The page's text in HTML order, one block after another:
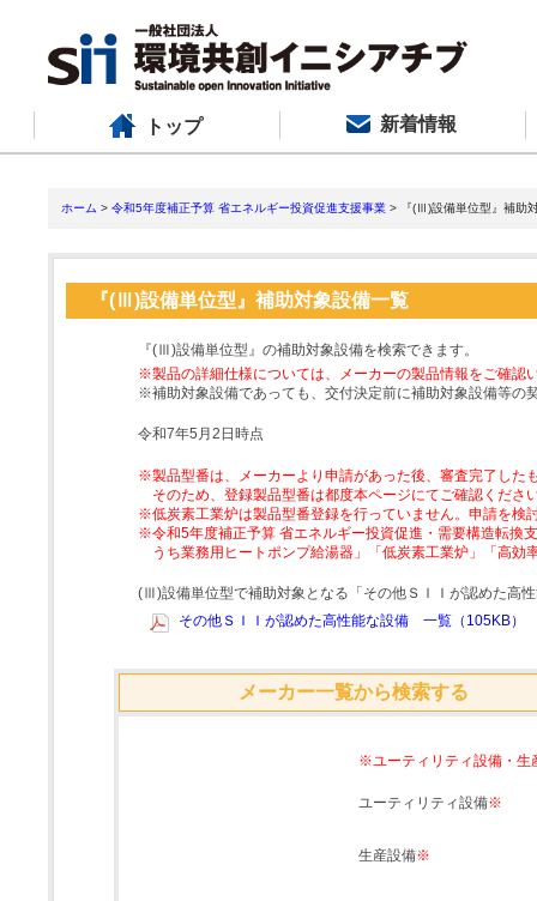
トップ 新着情報
ホーム > 令和5年度補正予算 省エネルギー投資促進支援事業 > 『(Ⅲ)設備単位型』補助
『(Ⅲ)設備単位型』補助対象設備一覧
『(Ⅲ)設備単位型』の補助対象設備を検索できます。
※製品の詳細仕様については、メーカーの製品情報をご確認
※補助対象設備であっても、交付決定前に補助対象設備等の
令和7年5月2日時点
※製品型番は、メーカーより申請があった後、審査完了した
そのため、登録製品型番は都度本ページにてご確認くださ
※低炭素工業炉は製品型番登録を行っていません。申請を検
※令和5年度補正予算 省エネルギー投資促進・需要構造転換
うち業務用ヒートポンプ給湯器」「低炭素工業炉」「高
(Ⅲ)設備単位型で補助対象となる「その他ＳＩＩが認めた高
その他ＳＩＩが認めた高性能な設備 一覧（105KB）
メーカー一覧から検索する
※ユーティリティ設備・生
ユーティリティ設備※
生産設備※